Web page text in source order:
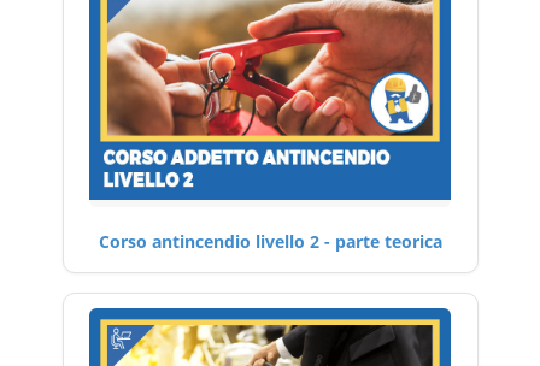
Corso antincendio livello 2 - parte teorica